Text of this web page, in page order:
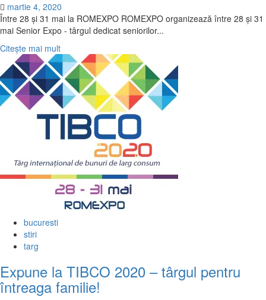
martie 4, 2020
Între 28 și 31 mai la ROMEXPO ROMEXPO organizează între 28 și 31
mai Senior Expo - târgul dedicat seniorilor...
Citește mai multCitește
mai
multe
despre
Nu
rata
ocazia
a
un
zâmbet
părinților
și
bucuresti
stiri
targ
Expune la TIBCO 2020 – târgul pentru
întreaga familie!